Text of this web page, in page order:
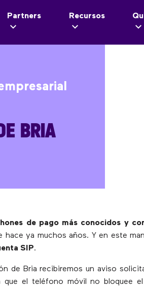
Partners Recursos
BRIA
de pago más conocidos y
hace ya muchos años. Y en este
SIP.
de Bria recibiremos un aviso
que el teléfono móvil no bloquee